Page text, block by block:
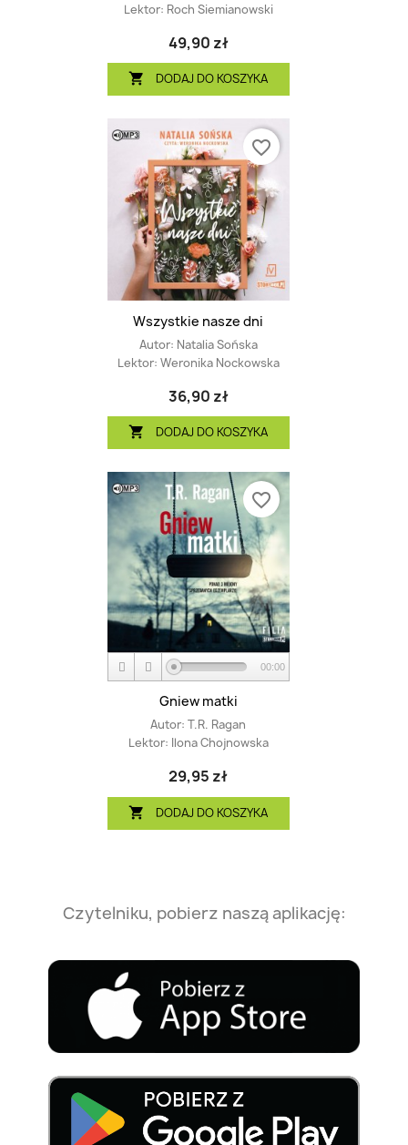
Lektor: Roch Siemianowski
49,90 zł
 DODAJ DO KOSZYKA
Wszystkie nasze dni
Autor: Natalia Sońska
Lektor: Weronika Nockowska
36,90 zł
 DODAJ DO KOSZYKA
favorite_border
00:00
Gniew matki
Autor: T.R. Ragan
Lektor: Ilona Chojnowska
29,95 zł
 DODAJ DO KOSZYKA
favorite_border
Czytelniku, pobierz naszą aplikację: